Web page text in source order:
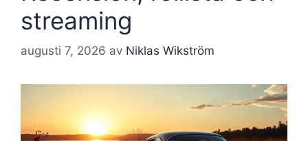
streaming
augusti 7, 2026 av Niklas Wikström